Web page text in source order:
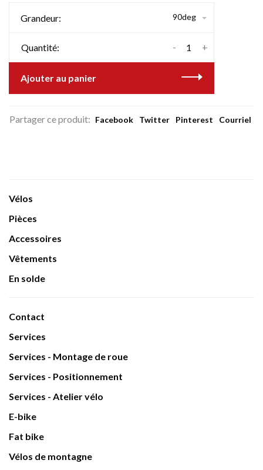
Grandeur: 90deg
Quantité: +
-
Ajouter au panier
Partager ce produit: Facebook Twitter Pinterest Courriel
Vélos
Pièces
Accessoires
Vêtements
En solde
Contact
Services
Services - Montage de roue
Services - Positionnement
Services - Atelier vélo
E-bike
Fat bike
Vélos de montagne